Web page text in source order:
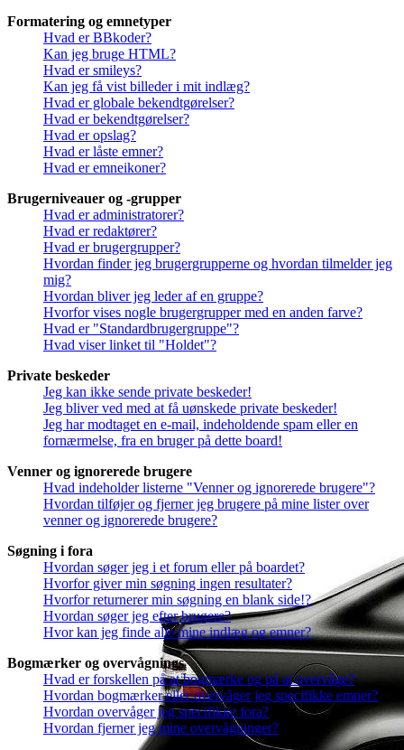
Formatering og emnetyper
Hvad er BBkoder?
Kan jeg bruge HTML?
Hvad er smileys?
Kan jeg få vist billeder i mit indlæg?
Hvad er globale bekendtgørelser?
Hvad er bekendtgørelser?
Hvad er opslag?
Hvad er låste emner?
Hvad er emneikoner?
Brugerniveauer og -grupper
Hvad er administratorer?
Hvad er redaktører?
Hvad er brugergrupper?
Hvordan finder jeg brugergrupperne og hvordan tilmelder jeg
mig?
Hvordan bliver jeg leder af en gruppe?
Hvorfor vises nogle brugergrupper med en anden farve?
Hvad er "Standardbrugergruppe"?
Hvad viser linket til "Holdet"?
Private beskeder
Jeg kan ikke sende private beskeder!
Jeg bliver ved med at få uønskede private beskeder!
Jeg har modtaget en e-mail, indeholdende spam eller en
fornærmelse, fra en bruger på dette board!
Venner og ignorerede brugere
Hvad indeholder listerne "Venner og ignorerede brugere"?
Hvordan tilføjer og fjerner jeg brugere på mine lister over
venner og ignorerede brugere?
Søgning i fora
Hvordan søger jeg i et forum eller på boardet?
Hvorfor giver min søgning ingen resultater?
Hvorfor returnerer min søgning en blank side!?
Hvordan søger jeg efter brugere?
Hvor kan jeg finde alle mine indlæg og emner?
Bogmærker og overvågnings
Hvad er forskellen på at bogmærke og på at overvåge?
Hvordan bogmærker eller overvåger jeg specifikke emner?
Hvordan overvåger jeg specifikke fora?
Hvordan fjerner jeg mine overvågninger?